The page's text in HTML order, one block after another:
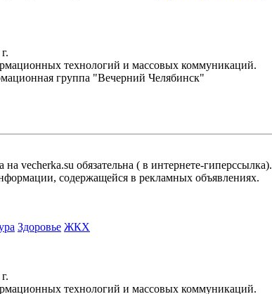
технологий и массовых коммуникаций.
группа "Вечерний Челябинск"
vecherka.su обязательна ( в интернете-гиперссылка).
содержащейся в рекламных объявлениях.
Здоровье ЖКХ
технологий и массовых коммуникаций.